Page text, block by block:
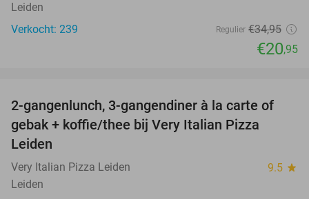
Leiden
Verkocht: 239
Regulier €34,95
€20,95
38%
2-gangenlunch, 3-gangendiner à la carte of
gebak + koffie/thee bij Very Italian Pizza
Leiden
Very Italian Pizza Leiden 9.5 star
Leiden